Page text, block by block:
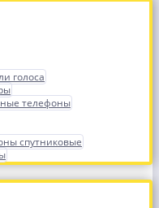
голоса
телефоны
спутниковые